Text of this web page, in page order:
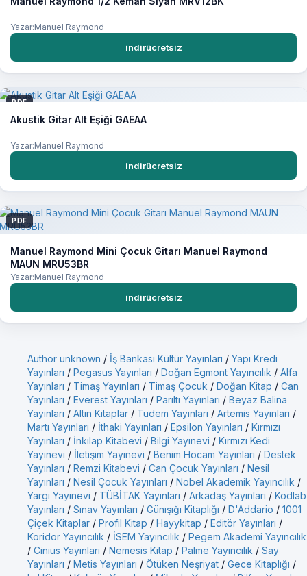
Yazar:Manuel Raymond
indirücretsiz
PDF
Akustik Gitar Alt Eşiği GAEAA
Yazar:Manuel Raymond
indirücretsiz
PDF
Manuel Raymond Mini Çocuk Gitarı Manuel Raymond
MAUN MRU53BR
Yazar:Manuel Raymond
indirücretsiz
Author unknown / İş Bankası Kültür Yayınları / Yapı Kredi
Yayınları / Pegasus Yayınları / Doğan Egmont Yayıncılık / Alfa
Yayınları / Timaş Yayınları / Timaş Çocuk / Doğan Kitap / Can
Yayınları / Everest Yayınları / Parıltı Yayınları / Beyaz Balina
Yayınları / Altın Kitaplar / Tudem Yayınları / Artemis Yayınları /
Martı Yayınları / İthaki Yayınları / Epsilon Yayınları / Kırmızı
Yayınları / İnkılap Kitabevi / Bilgi Yayınevi / Kırmızı Kedi
Yayınevi / İletişim Yayınevi / Benim Hocam Yayınları / Destek
Yayınları / Remzi Kitabevi / Can Çocuk Yayınları / Nesil
Yayınları / Nesil Çocuk Yayınları / Nobel Akademik Yayıncılık /
Yargı Yayınevi / TÜBİTAK Yayınları / Arkadaş Yayınları / Kodlab
Yayınları / Sınav Yayınları / Günışığı Kitaplığı / D'Addario / 1001
Çiçek Kitaplar / Profil Kitap / Hayykitap / Editör Yayınları /
Koridor Yayıncılık / İSEM Yayıncılık / Pegem Akademi Yayıncılık
/ Cinius Yayınları / Nemesis Kitap / Palme Yayıncılık / Say
Yayınları / Metis Yayınları / Ötüken Neşriyat / Gece Kitaplığı /